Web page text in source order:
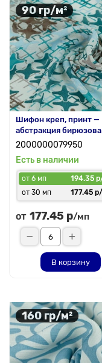
90 гр/м²
Шифон креп, принт —
абстракция
2000000079950
Есть в наличии
от 6 мп
194.35
от 30 мп
177.45
от 177.45 р/мп
В корзину
160 гр/м²